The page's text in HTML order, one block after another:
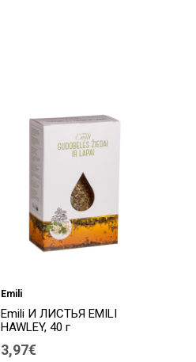
Emili
Emili И ЛИСТЬЯ EMILI
HAWLEY, 40 г
3,97€